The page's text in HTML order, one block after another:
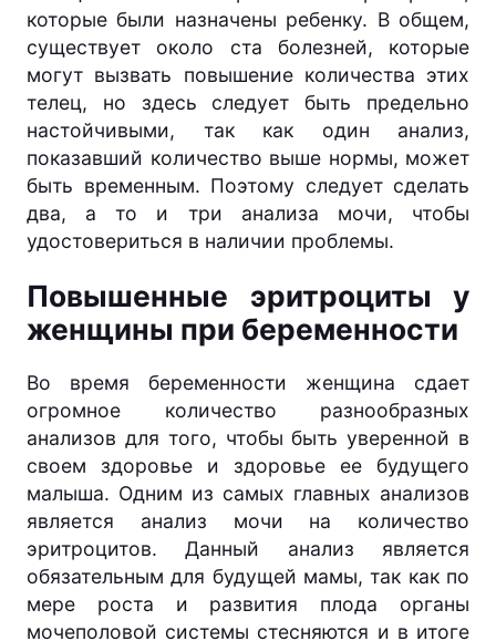
которые были назначены ребенку. В общем,
существует около ста болезней, которые
могут вызвать повышение количества этих
телец, но здесь следует быть предельно
настойчивыми, так как один анализ,
показавший количество выше нормы, может
быть временным. Поэтому следует сделать
два, а то и три анализа мочи, чтобы
удостовериться в наличии проблемы.
Повышенные эритроциты у
женщины при беременности
Во время беременности женщина сдает
огромное количество разнообразных
анализов для того, чтобы быть уверенной в
своем здоровье и здоровье ее будущего
малыша. Одним из самых главных анализов
является анализ мочи на количество
эритроцитов. Данный анализ является
обязательным для будущей мамы, так как по
мере роста и развития плода органы
мочеполовой системы стесняются и в итоге